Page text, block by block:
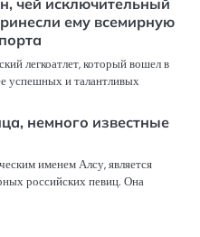
чей исключительный
ему всемирную
легкоатлет, который вошел в
успешных и талантливых
немного известные
именем Алсу, является
российских певиц. Она